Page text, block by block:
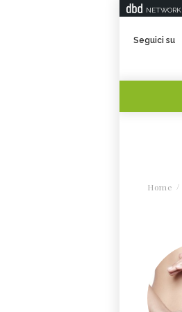
NETWORK
Seguici su
Home